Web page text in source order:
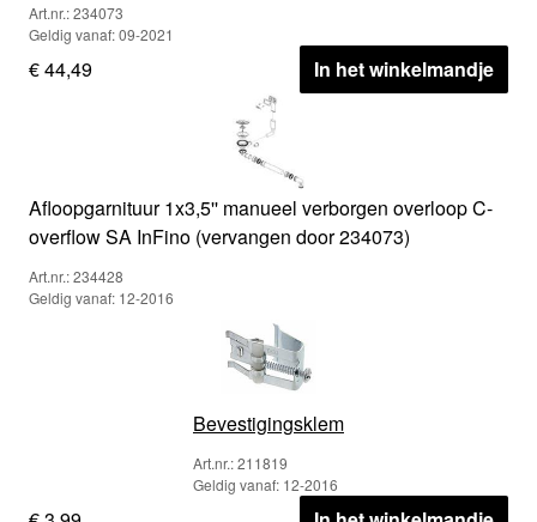
Art.nr.: 234073
Geldig vanaf: 09-2021
€ 44,49 In het winkelmandje
Afloopgarnituur 1x3,5'' manueel verborgen overloop C-
overflow SA InFino (vervangen door 234073)
Art.nr.: 234428
Geldig vanaf: 12-2016
Bevestigingsklem
Art.nr.: 211819
Geldig vanaf: 12-2016